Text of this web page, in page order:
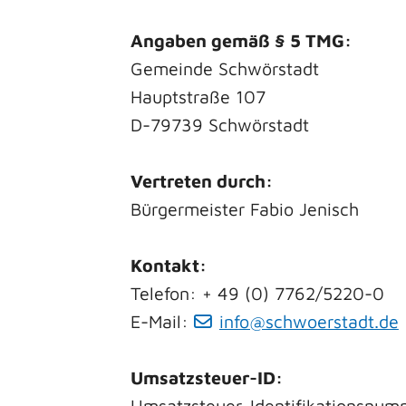
Angaben gemäß § 5 TMG:
Gemeinde Schwörstadt
Hauptstraße 107
D-79739 Schwörstadt
Vertreten durch:
Bürgermeister Fabio Jenisch
Kontakt:
Telefon: + 49 (0) 7762/5220-0
E-Mail:
info@schwoerstadt.de
Umsatzsteuer-ID: